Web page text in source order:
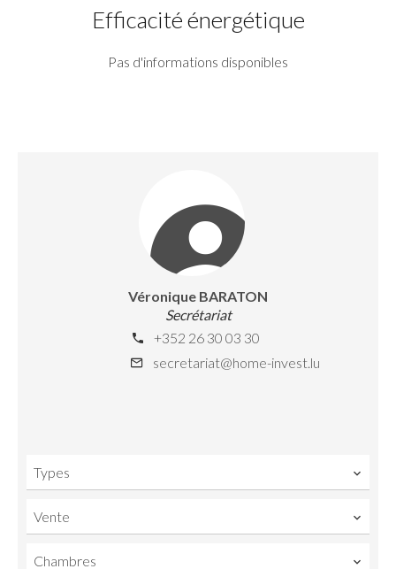
Efficacité énergétique
Pas d'informations disponibles
Véronique BARATON
Secrétariat
+352 26 30 03 30
secretariat@home-invest.lu
Types
Vente
Chambres